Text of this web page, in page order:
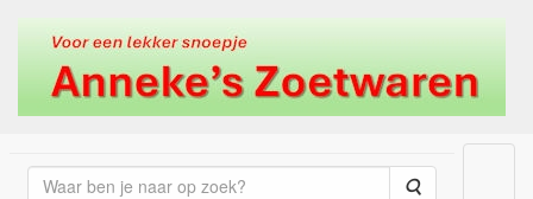
Zoeken